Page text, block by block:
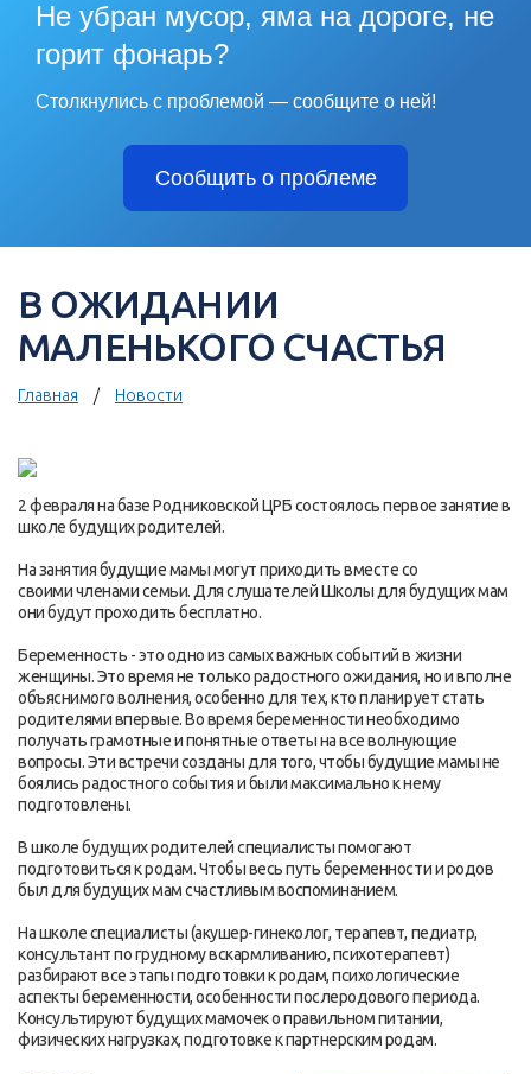
Не убран мусор, яма на дороге, не
горит фонарь?
Столкнулись с проблемой — сообщите о ней!
Сообщить о проблеме
В ОЖИДАНИИ
МАЛЕНЬКОГО СЧАСТЬЯ
Главная Новости
2 февраля на базе Родниковской ЦРБ состоялось первое занятие в
школе будущих родителей.
На занятия будущие мамы могут приходить вместе со
своими членами семьи. Для слушателей Школы для будущих мам
они будут проходить бесплатно.
Беременность - это одно из самых важных событий в жизни
женщины. Это время не только радостного ожидания, но и вполне
объяснимого волнения, особенно для тех, кто планирует стать
родителями впервые. Во время беременности необходимо
получать грамотные и понятные ответы на все волнующие
вопросы. Эти встречи созданы для того, чтобы будущие мамы не
боялись радостного события и были максимально к нему
подготовлены.
В школе будущих родителей специалисты помогают
подготовиться к родам. Чтобы весь путь беременности и родов
был для будущих мам счастливым воспоминанием.
На школе специалисты (акушер-гинеколог, терапевт, педиатр,
консультант по грудному вскармливанию, психотерапевт)
разбирают все этапы подготовки к родам, психологические
аспекты беременности, особенности послеродового периода.
Консультируют будущих мамочек о правильном питании,
физических нагрузках, подготовке к партнерским родам.